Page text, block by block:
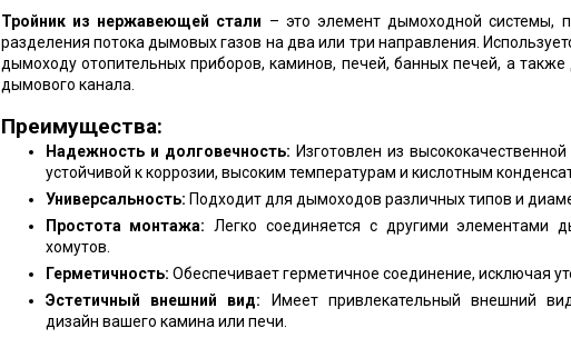
Тройник из нержавеющей стали – это элемент дымоходной системы,
разделения потока дымовых газов на два или три направления.
дымоходу отопительных приборов, каминов, печей, банных печей, а также
дымового канала.
Преимущества:
Надежность и долговечность: Изготовлен из
устойчивой к коррозии, высоким температурам и кислотным
Универсальность: Подходит для дымоходов различных типов и
Простота монтажа: Легко соединяется с другими элементами
хомутов.
Герметичность: Обеспечивает герметичное соединение, исключая
Эстетичный внешний вид: Имеет привлекательный внешний
дизайн вашего камина или печи.